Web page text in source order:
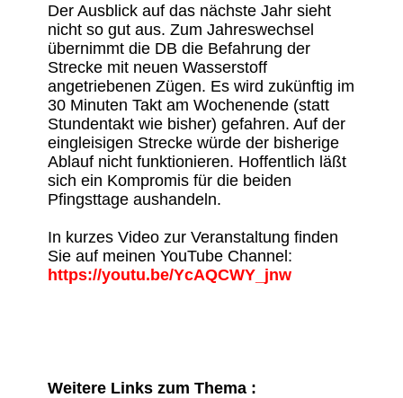
Der Ausblick auf das nächste Jahr sieht
nicht so gut aus. Zum Jahreswechsel
übernimmt die DB die Befahrung der
Strecke mit neuen Wasserstoff
angetriebenen Zügen. Es wird zukünftig im
30 Minuten Takt am Wochenende (statt
Stundentakt wie bisher) gefahren. Auf der
eingleisigen Strecke würde der bisherige
Ablauf nicht funktionieren. Hoffentlich läßt
sich ein Kompromis für die beiden
Pfingsttage aushandeln.
In kurzes Video zur Veranstaltung finden
Sie auf meinen YouTube Channel:
https://youtu.be/YcAQCWY_jnw
Weitere Links zum Thema :